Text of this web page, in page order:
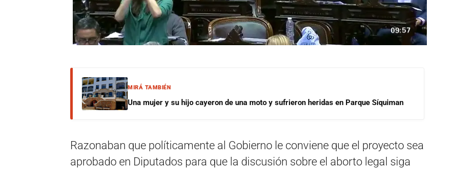
MIRÁ TAMBIÉN
Una mujer y su hijo cayeron de una moto y sufrieron heridas en Parque Síquiman
Razonaban que políticamente al Gobierno le conviene que el proyecto sea
aprobado en Diputados para que la discusión sobre el aborto legal siga